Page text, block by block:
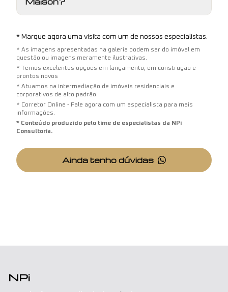
* Marque agora uma visita com um de nossos especialistas.
* As imagens apresentadas na galeria podem ser do imóvel em
questão ou imagens meramente ilustrativas.
* Temos excelentes opções em lançamento, em construção e
prontos novos
* Atuamos na intermediação de imóveis residenciais e
corporativos de alto padrão.
* Corretor Online - Fale agora com um especialista para mais
informações.
* Conteúdo produzido pelo time de especialistas da NPi
Consultoria.
Ainda tenho dúvidas
NPi